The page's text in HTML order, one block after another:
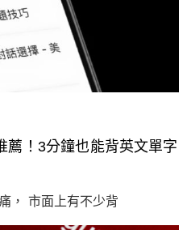
薦！3分鐘也能背英文單字
， 市面上有不少背